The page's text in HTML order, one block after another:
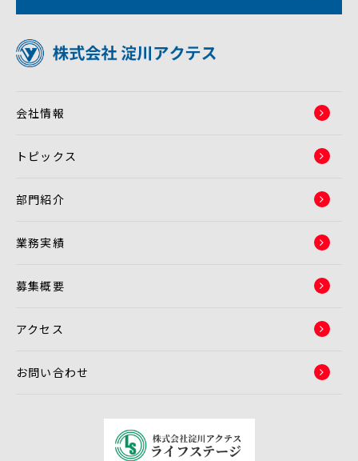
とによって当該事務の遂行に支障を及ぼすおそれがあ
るとき
る場合
れている場合
以下の場合は、第三者による個人情報の取得に関し、
(1)利用者自らが本サービスの機能または別の手段を用
スワード等）を入手した場合
人情報の開示を求められたときは、利用者本人からの
ときにはその旨を通知いたします）。ただし、個人情
報保護法その他の法令により、当社が開示の義務を負
会社情報
トピックス
部門紹介
業務実績
募集概要
アクセス
お問い合わせ